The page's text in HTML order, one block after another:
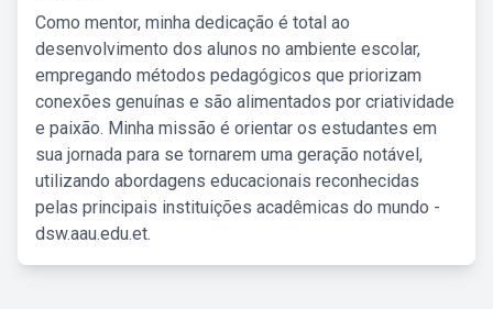
Como mentor, minha dedicação é total ao
desenvolvimento dos alunos no ambiente escolar,
empregando métodos pedagógicos que priorizam
conexões genuínas e são alimentados por criatividade
e paixão. Minha missão é orientar os estudantes em
sua jornada para se tornarem uma geração notável,
utilizando abordagens educacionais reconhecidas
pelas principais instituições acadêmicas do mundo -
dsw.aau.edu.et.